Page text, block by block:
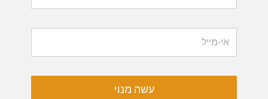
עשה מנוי